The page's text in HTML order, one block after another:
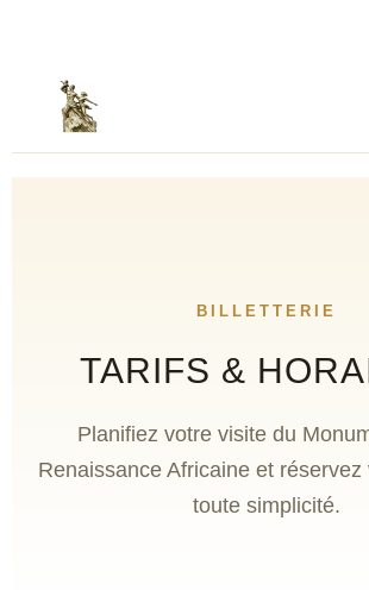
BILLETTERIE
TARIFS &
Planifiez votre visite du
Renaissance Africaine et réservez
toute simplicité.